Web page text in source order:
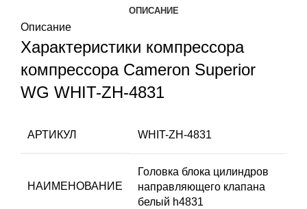
ОПИСАНИЕ
Описание
Характеристики компрессора
компрессора Cameron Superior
WG WHIT-ZH-4831
АРТИКУЛ WHIT-ZH-4831
НАИМЕНОВАНИЕ
Головка блока цилиндров
направляющего клапана
белый h4831